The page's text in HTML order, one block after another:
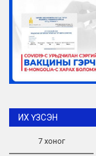
ИХ ҮЗСЭН
7 хоног